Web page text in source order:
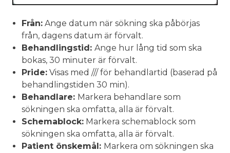
Från: Ange datum när sökning ska påbörjas
från, dagens datum är förvalt.
Behandlingstid: Ange hur lång tid som ska
bokas, 30 minuter är förvalt.
Pride: Visas med /// för behandlartid (baserad på
behandlingstiden 30 min).
Behandlare: Markera behandlare som
sökningen ska omfatta, alla är förvalt.
Schemablock: Markera schemablock som
sökningen ska omfatta, alla är förvalt.
Patient önskemål: Markera om sökningen ska